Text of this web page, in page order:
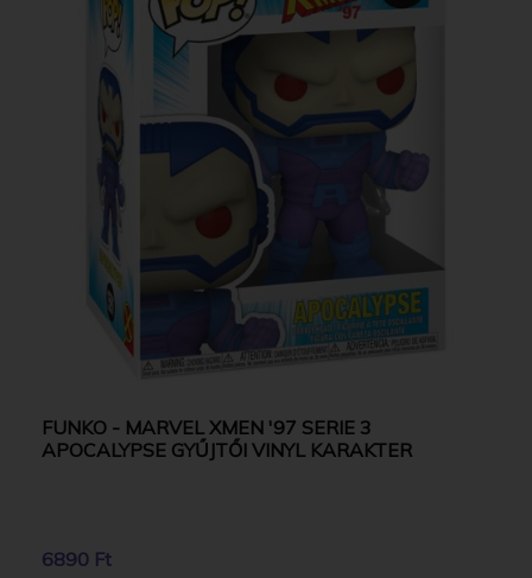
FUNKO - MARVEL XMEN '97 SERIE 3
APOCALYPSE GYŰJTŐI VINYL KARAKTER
6890 Ft